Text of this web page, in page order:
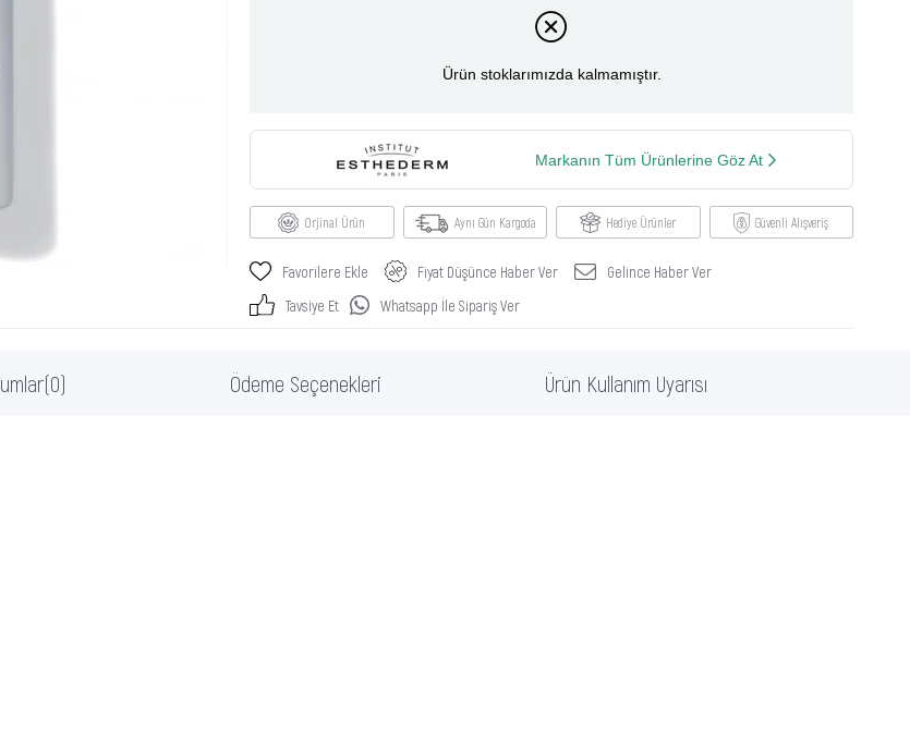
Ürün stoklarımızda kalmamıştır.
Markanın Tüm Ürünlerine Göz At
Orjinal Ürün Aynı Gün Kargoda Hediye Ürünler Güvenli Alışveriş
Favorilere Ekle Fiyat Düşünce Haber Ver
Gelince Haber Ver
Tavsiye Et
Whatsapp İle Sipariş Ver
(0) Ödeme Seçenekleri Ürün Kullanım Uyarısı